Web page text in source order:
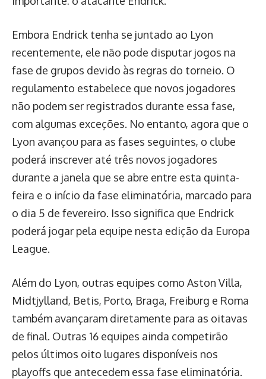
Embora Endrick tenha se juntado ao Lyon
recentemente, ele não pode disputar jogos na
fase de grupos devido às regras do torneio. O
regulamento estabelece que novos jogadores
não podem ser registrados durante essa fase,
com algumas exceções. No entanto, agora que o
Lyon avançou para as fases seguintes, o clube
poderá inscrever até três novos jogadores
durante a janela que se abre entre esta quinta-
feira e o início da fase eliminatória, marcado para
o dia 5 de fevereiro. Isso significa que Endrick
poderá jogar pela equipe nesta edição da Europa
League.
Além do Lyon, outras equipes como Aston Villa,
Midtjylland, Betis, Porto, Braga, Freiburg e Roma
também avançaram diretamente para as oitavas
de final. Outras 16 equipes ainda competirão
pelos últimos oito lugares disponíveis nos
playoffs que antecedem essa fase eliminatória.